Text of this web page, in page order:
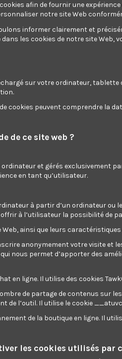
Armoire
Reviews (0)
MM
5 fusils
les munitions
A, B, C, D
afin de fournir une
notre site Web
informer clairement et
les cookies de notre site Web,
sur votre ordinateur,
cookies peuvent comprendre la
de ce site web ?
ordinateur et gérés exclusivement
en tant qu’utilisateur.
à partir d’un ordinateur ou
à l’utilisateur la possibilité de
ainsi que leurs
anonymement votre visite et
nous permet d’apporter des
en ligne. Il utilise des cookies
de partage de contenus sur
de l’outil. Il utilise le cookie
de la boutique en ligne. Il
les cookies utilisés par